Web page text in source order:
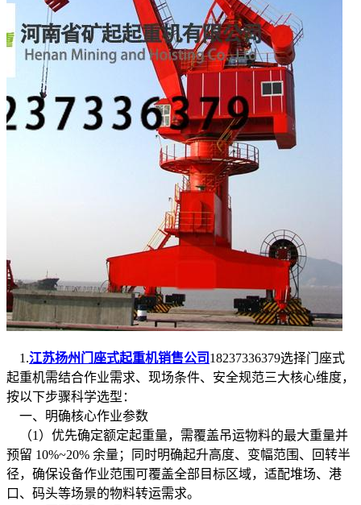
1.江苏扬州门座式起重机销售公司 18237336379选择门座式
起重机需结合作业需求、现场条件、安全规范三大核心维度，
按以下步骤科学选型：
一、明确核心作业参数
（1）优先确定额定起重量，需覆盖吊运物料的最大重量并
预留 10%~20% 余量；同时明确起升高度、变幅范围、回转半
径，确保设备作业范围可覆盖全部目标区域，适配堆场、港
口、码头等场景的物料转运需求。